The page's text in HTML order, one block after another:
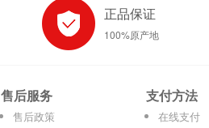
正品保证
100%原产地
售后服务
售后政策
支付方法
在线支付